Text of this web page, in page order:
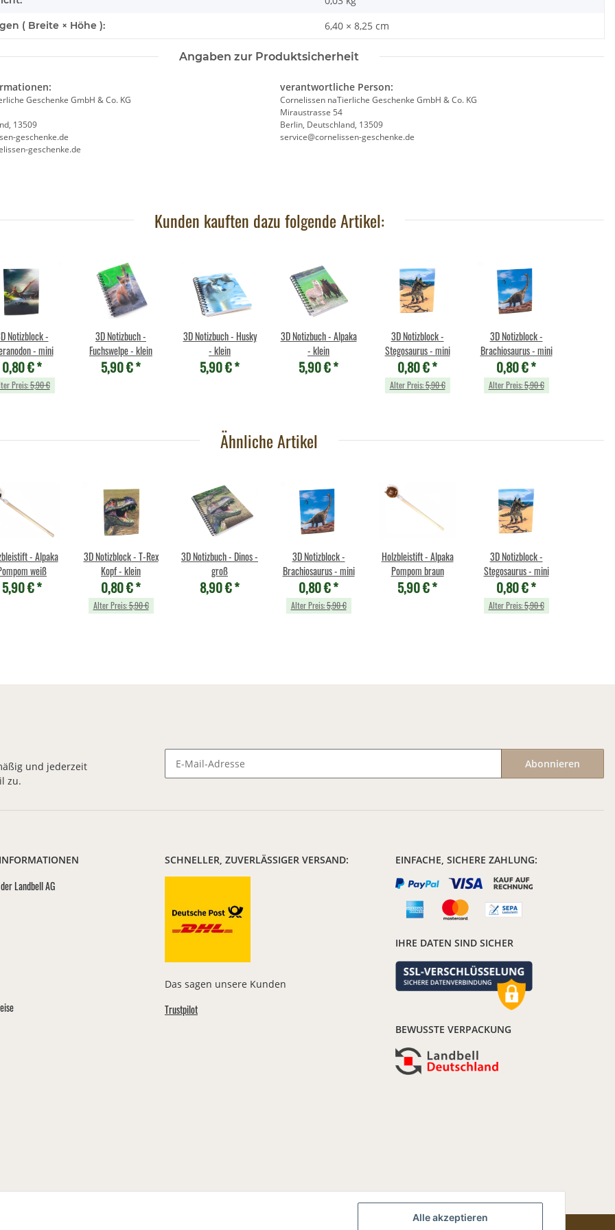
Alle akzeptieren
( Breite × Höhe ): 6,40 × 8,25 cm
Angaben zur Produktsicherheit
Geschenke GmbH & Co. KG
13509
geschenke.de
geschenke.de
verantwortliche Person:
Cornelissen naTierliche Geschenke GmbH & Co. KG
Miraustrasse 54
Berlin, Deutschland, 13509
service@cornelissen-geschenke.de
Kunden kauften dazu folgende Artikel:
Notizblock -
- mini
0,80 €*
Preis:5,90 €
3D Notizbuch -
Fuchswelpe - klein
5,90 €*
3D Notizbuch - Husky
- klein
5,90 €*
3D Notizbuch - Alpaka
- klein
5,90 €*
3D Notizblock -
Stegosaurus - mini
0,80 €*
Alter Preis:5,90 €
3D Notizblock -
Brachiosaurus - mini
0,80 €*
Alter Preis:5,90 €
Ähnliche Artikel
- Alpaka
weiß
5,90 €*
3D Notizblock - T-Rex
Kopf - klein
0,80 €*
Alter Preis:5,90 €
3D Notizbuch - Dinos -
groß
8,90 €*
3D Notizblock -
Brachiosaurus - mini
0,80 €*
Alter Preis:5,90 €
Holzbleistift - Alpaka
Pompom braun
5,90 €*
3D Notizblock -
Stegosaurus - mini
0,80 €*
Alter Preis:5,90 €
und jederzeit
zu.
Abonnieren
Landbell AG
SCHNELLER, ZUVERLÄSSIGER VERSAND:
Das sagen unsere Kunden
Trustpilot
EINFACHE, SICHERE ZAHLUNG:
IHRE DATEN SIND SICHER
BEWUSSTE VERPACKUNG